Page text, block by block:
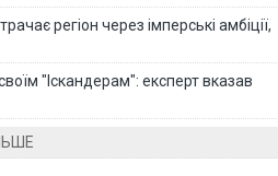
регіон через імперські амбіції,
"Іскандерам": експерт вказав